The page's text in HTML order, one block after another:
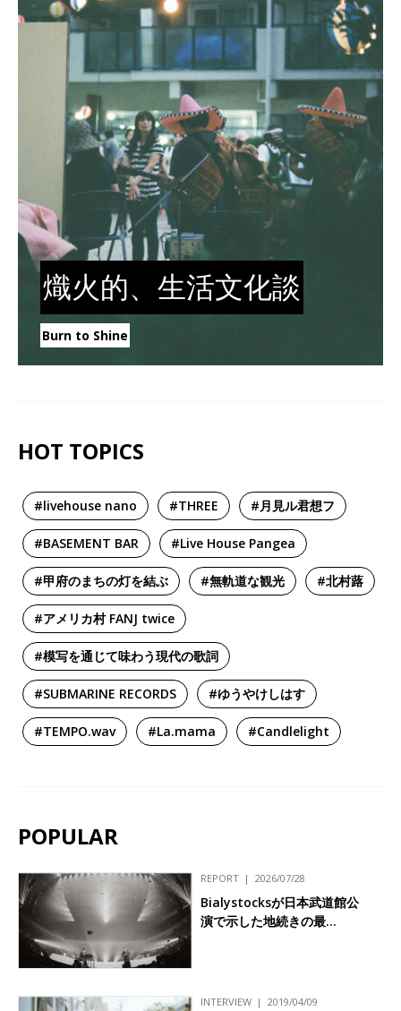
熾火的、生活文化談
Burn to Shine
HOT TOPICS
#livehouse nano #THREE #月見ル君想フ
#BASEMENT BAR #Live House Pangea
#甲府のまちの灯を結ぶ #無軌道な観光 #北村蕗
#アメリカ村 FANJ twice
#模写を通じて味わう現代の歌詞
#SUBMARINE RECORDS #ゆうやけしはす
#TEMPO.wav #La.mama #Candlelight
POPULAR
REPORT 2026/07/28
Bialystocksが日本武道館公
演で示した地続きの最…
INTERVIEW 2019/04/09